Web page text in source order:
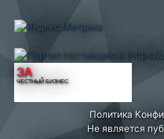
ЗА
ЧЕСТНЫЙ БИЗНЕС
Политика
Не является